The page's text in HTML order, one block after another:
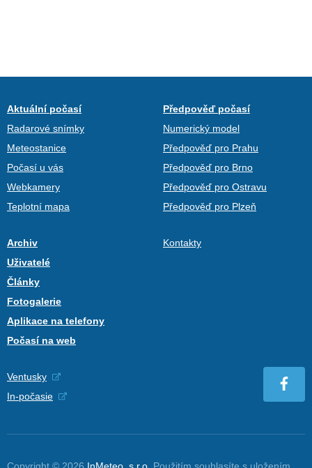
Aktuální počasí
Radarové snímky
Meteostanice
Počasí u vás
Webkamery
Teplotní mapa
Předpověď počasí
Numerický model
Předpověď pro Prahu
Předpověď pro Brno
Předpověď pro Ostravu
Předpověď pro Plzeň
Archiv
Uživatelé
Články
Fotogalerie
Aplikace na telefony
Počasí na web
Kontakty
Ventusky
In-počasie
Copyright © 2026 InMeteo, s.r.o. Použitím souhlasíte s uložením